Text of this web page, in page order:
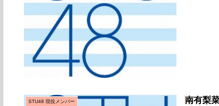
STU48 現役メンバー 南有梨